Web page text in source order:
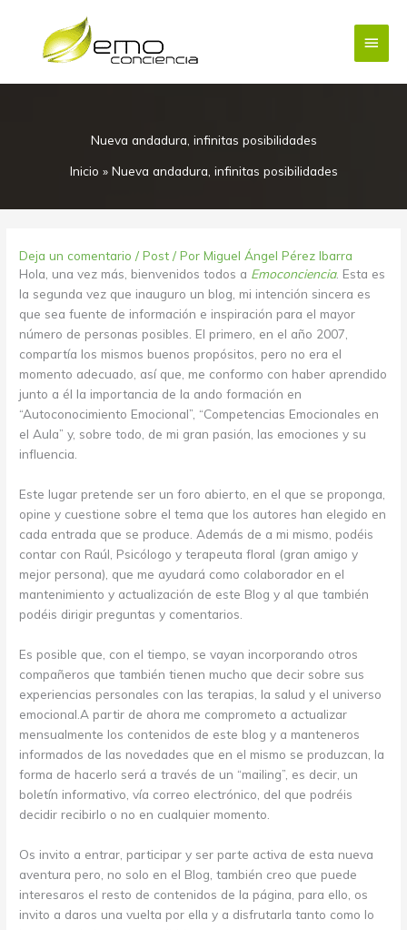
contenido
Menú
Nueva andadura, infinitas posibilidades
Inicio » Nueva andadura, infinitas posibilidades
Deja un comentario /Post / PorMiguel Ángel Pérez Ibarra
Hola, una vez más, bienvenidos todos a Emoconciencia. Esta es
la segunda vez que inauguro un blog, mi intención sincera es
que sea fuente de información e inspiración para el mayor
número de personas posibles. El primero, en el año 2007,
compartía los mismos buenos propósitos, pero no era el
momento adecuado, así que, me conformo con haber aprendido
junto a él la importancia de la ando formación en
“Autoconocimiento Emocional”, “Competencias Emocionales en
el Aula” y, sobre todo, de mi gran pasión, las emociones y su
influencia.
Este lugar pretende ser un foro abierto, en el que se proponga,
opine y cuestione sobre el tema que los autores han elegido en
cada entrada que se produce. Además de a mi mismo, podéis
contar con Raúl, Psicólogo y terapeuta floral (gran amigo y
mejor persona), que me ayudará como colaborador en el
mantenimiento y actualización de este Blog y al que también
podéis dirigir preguntas y comentarios.
Es posible que, con el tiempo, se vayan incorporando otros
compañeros que también tienen mucho que decir sobre sus
experiencias personales con las terapias, la salud y el universo
emocional.A partir de ahora me comprometo a actualizar
mensualmente los contenidos de este blog y a manteneros
informados de las novedades que en el mismo se produzcan, la
forma de hacerlo será a través de un “mailing”, es decir, un
boletín informativo, vía correo electrónico, del que podréis
decidir recibirlo o no en cualquier momento.
Os invito a entrar, participar y ser parte activa de esta nueva
aventura pero, no solo en el Blog, también creo que puede
interesaros el resto de contenidos de la página, para ello, os
invito a daros una vuelta por ella y a disfrutarla tanto como lo